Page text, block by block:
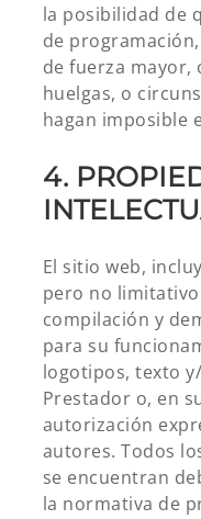
la posibilidad de
de
de fuerza mayor,
huelgas, o
hagan imposible
4.
El sitio web,
pero no
compilación y
para su
logotipos, texto
Prestador o, en
autorización
autores. Todos
se encuentran
la normativa de